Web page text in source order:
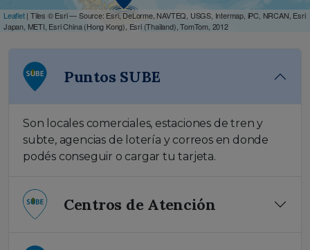
Leaflet| Tiles © Esri — Source: Esri, DeLorme, NAVTEQ, USGS, Intermap, iPC, NRCAN, Esri
Japan, METI, Esri China (Hong Kong), Esri (Thailand), TomTom, 2012
Puntos SUBE
Son locales comerciales, estaciones de tren y
subte, agencias de lotería y correos en donde
podés conseguir o cargar tu tarjeta.
Centros de Atención